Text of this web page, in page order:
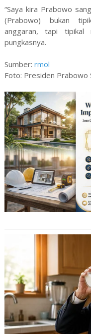
“Saya kira Prabowo
(Prabowo) bukan
anggaran, tapi tipikal
pungkasnya.
Sumber: rmol
Foto: Presiden